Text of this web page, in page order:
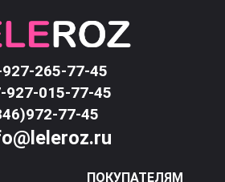
265-77-45
927-015-77-45
77-45
ПОКУПАТЕЛЯМ